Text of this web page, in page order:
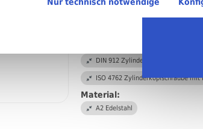
DIN 912 Zylinderkopfschraube mit
ISO 4762 Zylinderkopfschraube mit
Material:
A2 Edelstahl